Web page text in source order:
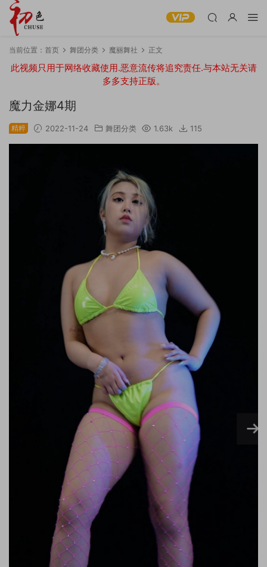
当前位置： 首页 舞团分类 魔丽舞社 正文
此视频只用于网络收藏使用.恶意流传将追究责任.与本站无关请
多多支持正版。
魔力金娜4期
精粹 2022-11-24 舞团分类 1.63k 115